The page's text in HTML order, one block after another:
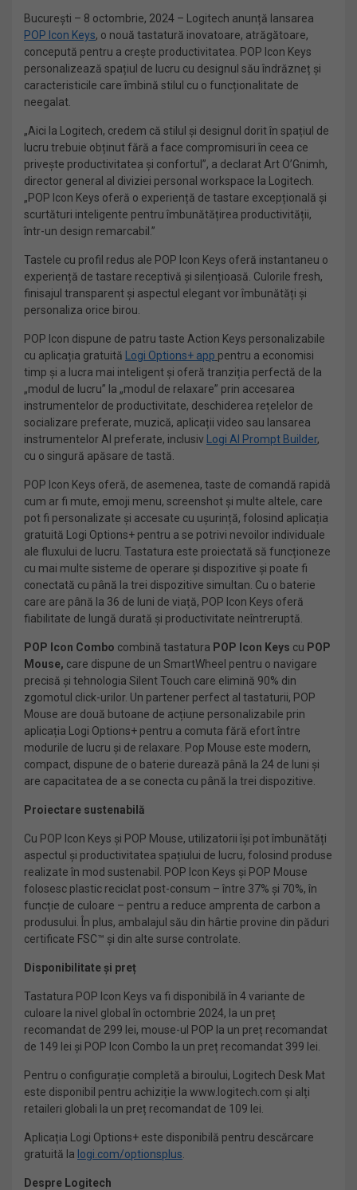
București – 8 octombrie, 2024 – Logitech anunță lansarea
POP Icon Keys, o nouă tastatură inovatoare, atrăgătoare,
concepută pentru a crește productivitatea. POP Icon Keys
personalizează spațiul de lucru cu designul său îndrăzneț și
caracteristicile care îmbină stilul cu o funcționalitate de
neegalat.
„Aici la Logitech, credem că stilul și designul dorit în spațiul de
lucru trebuie obținut fără a face compromisuri în ceea ce
privește productivitatea și confortul”, a declarat Art O’Gnimh,
director general al diviziei personal workspace la Logitech.
„POP Icon Keys oferă o experiență de tastare excepțională și
scurtături inteligente pentru îmbunătățirea productivității,
într-un design remarcabil.”
Tastele cu profil redus ale POP Icon Keys oferă instantaneu o
experiență de tastare receptivă și silențioasă. Culorile fresh,
finisajul transparent și aspectul elegant vor îmbunătăți și
personaliza orice birou.
POP Icon dispune de patru taste Action Keys personalizabile
cu aplicația gratuită
Logi Options+ app pentru a economisi
timp și a lucra mai inteligent și oferă tranziția perfectă de la
„modul de lucru” la „modul de relaxare” prin accesarea
instrumentelor de productivitate, deschiderea rețelelor de
socializare preferate, muzică, aplicații video sau lansarea
instrumentelor AI preferate, inclusiv
Logi AI Prompt Builder,
cu o singură apăsare de tastă.
POP Icon Keys oferă, de asemenea, taste de comandă rapidă
cum ar fi mute, emoji menu, screenshot și multe altele, care
pot fi personalizate și accesate cu ușurință, folosind aplicația
gratuită Logi Options+ pentru a se potrivi nevoilor individuale
ale fluxului de lucru. Tastatura este proiectată să funcționeze
cu mai multe sisteme de operare și dispozitive și poate fi
conectată cu până la trei dispozitive simultan. Cu o baterie
care are până la 36 de luni de viață, POP Icon Keys oferă
fiabilitate de lungă durată și productivitate neîntreruptă.
POP Icon Combo combină tastatura POP Icon Keys cu POP
Mouse, care dispune de un SmartWheel pentru o navigare
precisă și tehnologia Silent Touch care elimină 90% din
zgomotul click-urilor. Un partener perfect al tastaturii, POP
Mouse are două butoane de acțiune personalizabile prin
aplicația Logi Options+ pentru a comuta fără efort între
modurile de lucru și de relaxare. Pop Mouse este modern,
compact, dispune de o baterie durează până la 24 de luni și
are capacitatea de a se conecta cu până la trei dispozitive.
Proiectare sustenabilă
Cu POP Icon Keys și POP Mouse, utilizatorii își pot îmbunătăți
aspectul și productivitatea spațiului de lucru, folosind produse
realizate în mod sustenabil. POP Icon Keys și POP Mouse
folosesc plastic reciclat post-consum – între 37% și 70%, în
funcție de culoare – pentru a reduce amprenta de carbon a
produsului. În plus, ambalajul său din hârtie provine din păduri
certificate FSC™ și din alte surse controlate.
Disponibilitate și preț
Tastatura POP Icon Keys va fi disponibilă în 4 variante de
culoare la nivel global în octombrie 2024, la un preț
recomandat de 299 lei, mouse-ul POP la un preț recomandat
de 149 lei și POP Icon Combo la un preț recomandat 399 lei.
Pentru o configurație completă a biroului, Logitech Desk Mat
este disponibil pentru achiziție la www.logitech.com și alți
retaileri globali la un preț recomandat de 109 lei.
Aplicația Logi Options+ este disponibilă pentru descărcare
gratuită la logi.com/optionsplus
Despre Logitech